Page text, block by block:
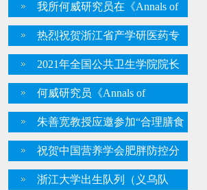
东方膳食研究成果带向国际
我所何威研究员在《Annals of
Internal Medicine》上发文，通过
大数据揭示宫颈癌前病变与妊娠
结局关系
热烈祝贺浙江省产学研医药专
委会揭牌仪式成功举办 ——创新
驱动发展，共促产学研融合
2021年全国公共卫生学院院长
系主任联席会议在贵州召开，我
所朱善宽教授应邀参加
何威研究员《Annals of
Oncology》发文提供他莫昔芬精
准治疗新证据
朱善宽教授应邀参加“合理膳食
· 营养惠万家” 2021年浙江省合理
膳食行动推进暨全民营养周启动
仪式
祝贺中国营养学会肥胖防控分
会成立
浙江大学出生队列（义乌队